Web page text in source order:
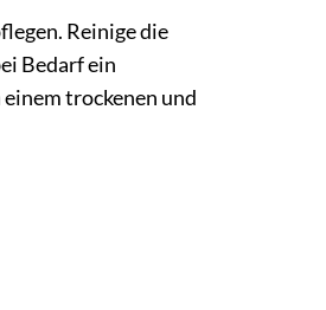
Reinige die
Bedarf ein
trockenen und